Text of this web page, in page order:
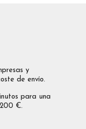
y
de envío.
para una
€.